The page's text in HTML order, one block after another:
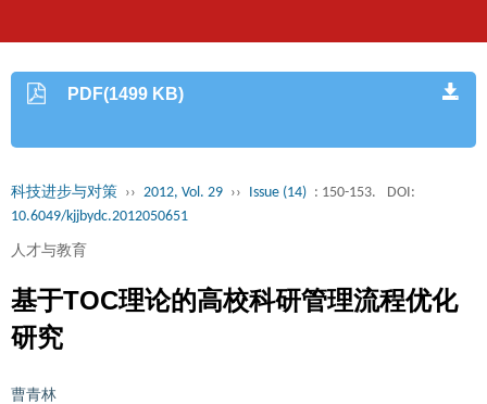
PDF(1499 KB)
科技进步与对策 ›› 2012, Vol. 29 ›› Issue (14) : 150-153.
DOI:
10.6049/kjjbydc.2012050651
人才与教育
基于TOC理论的高校科研管理流程优化
研究
曹青林